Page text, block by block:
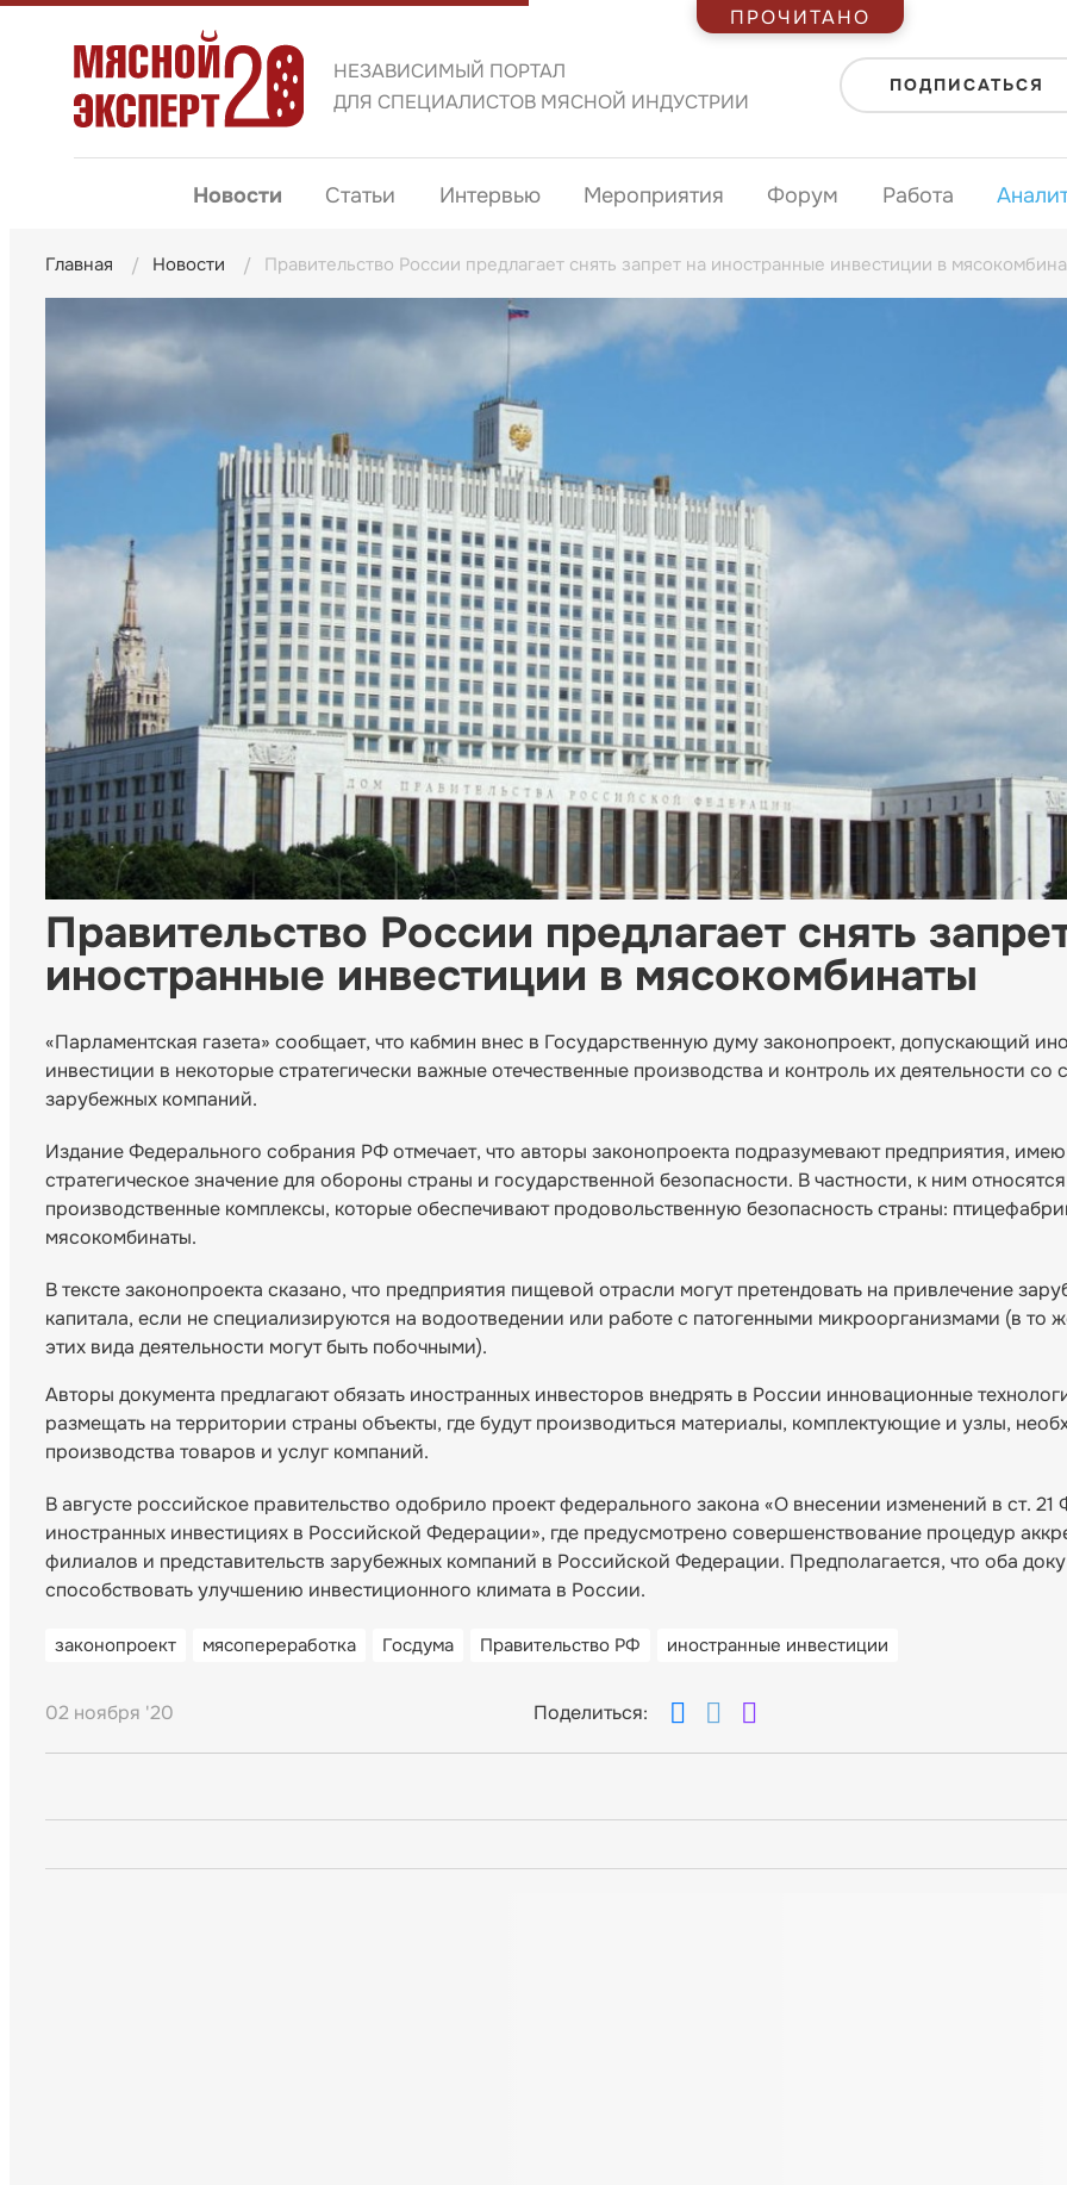
НЕЗАВИСИМЫЙ ПОРТАЛ
ДЛЯ СПЕЦИАЛИСТОВ МЯСНОЙ ИНДУСТРИИ
ПОДПИСАТЬСЯ
Новости Статьи Интервью Мероприятия Форум Работа
Главная Новости Правительство России предлагает снять запрет на иностранные инвестиции в
Правительство России предлагает снять
иностранные инвестиции в мясокомбинаты
«Парламентская газета» сообщает, что кабмин внес в Государственную думу законопроект, допускающий
инвестиции в некоторые стратегически важные отечественные производства и контроль их деятельности со
зарубежных компаний.
Издание Федерального собрания РФ отмечает, что авторы законопроекта подразумевают предприятия,
стратегическое значение для обороны страны и государственной безопасности. В частности, к ним относятся
производственные комплексы, которые обеспечивают продовольственную безопасность страны:
мясокомбинаты.
В тексте законопроекта сказано, что предприятия пищевой отрасли могут претендовать на привлечение
капитала, если не специализируются на водоотведении или работе с патогенными микроорганизмами (в то
этих вида деятельности могут быть побочными).
Авторы документа предлагают обязать иностранных инвесторов внедрять в России инновационные
размещать на территории страны объекты, где будут производиться материалы, комплектующие и узлы,
производства товаров и услуг компаний.
В августе российское правительство одобрило проект федерального закона «О внесении изменений в ст. 21
иностранных инвестициях в Российской Федерации», где предусмотрено совершенствование процедур
филиалов и представительств зарубежных компаний в Российской Федерации. Предполагается, что оба
способствовать улучшению инвестиционного климата в России.
законопроект мясопереработка Госдума Правительство РФ иностранные инвестиции
02 ноября '20 Поделиться:
ПРОЧИТАНО